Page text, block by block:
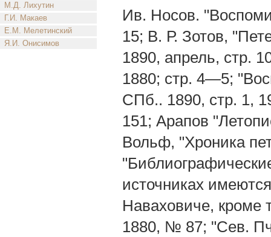
М.Д. Лихутин
Г.И. Макаев
Е.М. Мелетинский
Я.И. Онисимов
Ив. Носов.
15; В. Р. Зотов,
1890, апрель, стр.
1880; стр. 4—5;
СПб.. 1890, стр. 1,
151; Арапов
Вольф, "Хроника
источниках
Наваховиче,
1880, № 87; "Сев.